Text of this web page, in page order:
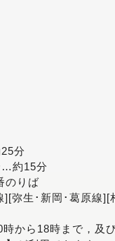
分
…約15分
のりば
][弥生･新岡･葛原線
から18時まで，及